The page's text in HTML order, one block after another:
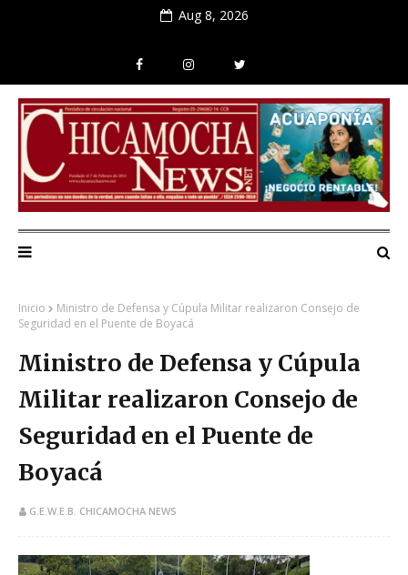
Aug 8, 2026
Inicio
Ministro de Defensa y Cúpula Militar realizaron Consejo de
Seguridad en el Puente de Boyacá
Ministro de Defensa y Cúpula
Militar realizaron Consejo de
Seguridad en el Puente de
Boyacá
G.E.W.E.B. CHICAMOCHA NEWS